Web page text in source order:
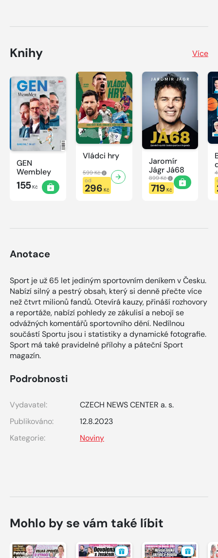
Knihy Více
GEN
Wembley
155Kč
Vládci hry
599 Kč
od
296 Kč
Jaromír
Jágr Já68
899 Kč
719 Kč
Anotace
Sport je už 65 let jediným sportovním deníkem v Česku.
Nabízí silný a pestrý obsah, který si denně přečte více
než čtvrt milionů fandů. Otevírá kauzy, přináší rozhovory
a reportáže, nabízí pohledy ze zákulisí a nebojí se
odvážných komentářů sportovního dění. Nedílnou
součástí Sportu jsou i statistiky a dynamické fotografie.
Sport má také pravidelné přílohy a páteční Sport
magazín.
Podrobnosti
Vydavatel:
CZECH NEWS CENTER a. s.
Publikováno:
12.8.2023
Kategorie:
Noviny
Mohlo by se vám také líbit